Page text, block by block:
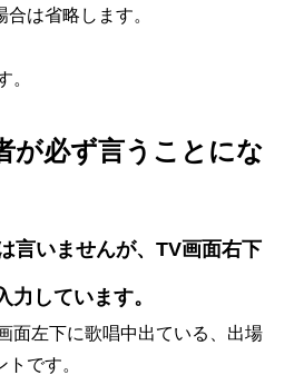
は省略します。
。
が必ず言うことにな
言いませんが、TV画面右下
力しています。
面左下に歌唱中出ている、出場
です。